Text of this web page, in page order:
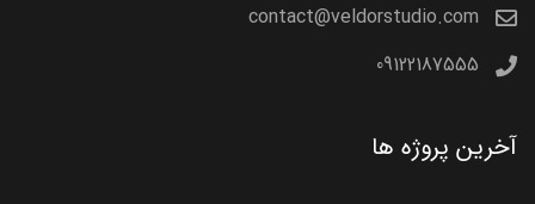
contact@veldorstudio.com
09122187555
آخرین پروژه ها